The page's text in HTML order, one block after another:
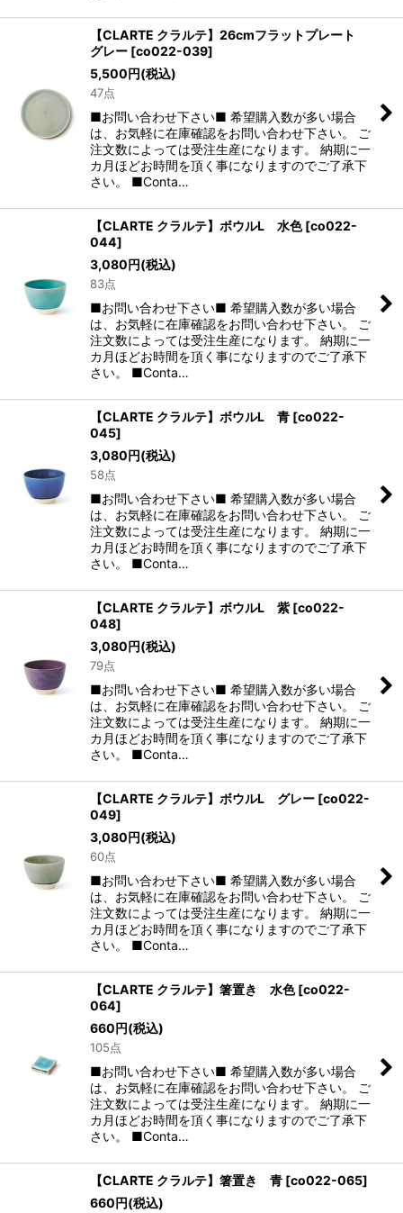
【CLARTE クラルテ】26cmフラットプレート
グレー [co022-039]
5,500円(税込)
47点
■お問い合わせ下さい■ 希望購入数が多い場合
は、お気軽に在庫確認をお問い合わせ下さい。 ご
注文数によっては受注生産になります。 納期に一
カ月ほどお時間を頂く事になりますのでご了承下
さい。 ■Conta…
【CLARTE クラルテ】ボウルL 水色 [co022-
044]
3,080円(税込)
83点
■お問い合わせ下さい■ 希望購入数が多い場合
は、お気軽に在庫確認をお問い合わせ下さい。 ご
注文数によっては受注生産になります。 納期に一
カ月ほどお時間を頂く事になりますのでご了承下
さい。 ■Conta…
【CLARTE クラルテ】ボウルL 青 [co022-
045]
3,080円(税込)
58点
■お問い合わせ下さい■ 希望購入数が多い場合
は、お気軽に在庫確認をお問い合わせ下さい。 ご
注文数によっては受注生産になります。 納期に一
カ月ほどお時間を頂く事になりますのでご了承下
さい。 ■Conta…
【CLARTE クラルテ】ボウルL 紫 [co022-
048]
3,080円(税込)
79点
■お問い合わせ下さい■ 希望購入数が多い場合
は、お気軽に在庫確認をお問い合わせ下さい。 ご
注文数によっては受注生産になります。 納期に一
カ月ほどお時間を頂く事になりますのでご了承下
さい。 ■Conta…
【CLARTE クラルテ】ボウルL グレー [co022-
049]
3,080円(税込)
60点
■お問い合わせ下さい■ 希望購入数が多い場合
は、お気軽に在庫確認をお問い合わせ下さい。 ご
注文数によっては受注生産になります。 納期に一
カ月ほどお時間を頂く事になりますのでご了承下
さい。 ■Conta…
【CLARTE クラルテ】箸置き 水色 [co022-
064]
660円(税込)
105点
■お問い合わせ下さい■ 希望購入数が多い場合
は、お気軽に在庫確認をお問い合わせ下さい。 ご
注文数によっては受注生産になります。 納期に一
カ月ほどお時間を頂く事になりますのでご了承下
さい。 ■Conta…
【CLARTE クラルテ】箸置き 青 [co022-065]
660円(税込)